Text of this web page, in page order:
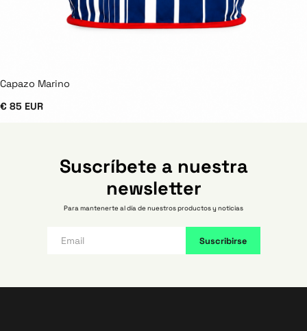
Capazo Marino
€ 85 EUR
Suscríbete a nuestra
newsletter
Para mantenerte al día de nuestros productos y noticias